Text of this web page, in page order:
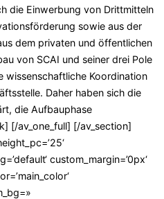
die Einwerbung von Drittmitteln
sowie aus der
dem privaten und öffentlichen
von SCAI und seiner drei Pole
wissenschaftliche Koordination
Daher haben sich die
die Aufbauphase
[/av_one_full] [/av_section]
custom_margin=’0px‘